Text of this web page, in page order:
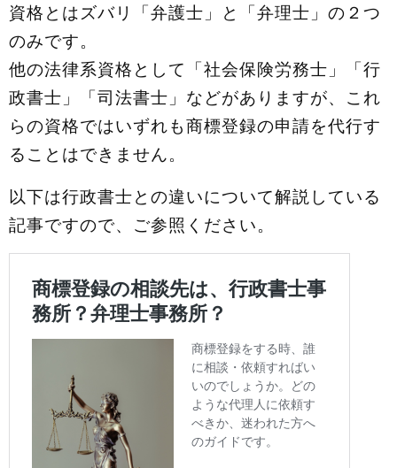
資格とはズバリ「弁護士」と「弁理士」の２つ
のみです。
他の法律系資格として「社会保険労務士」「行
政書士」「司法書士」などがありますが、これ
らの資格ではいずれも商標登録の申請を代行す
ることはできません。
以下は行政書士との違いについて解説している
記事ですので、ご参照ください。